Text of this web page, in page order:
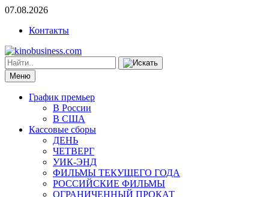
07.08.2026
Контакты
Меню
График премьер
В России
В США
Кассовые сборы
ДЕНЬ
ЧЕТВЕРГ
УИК-ЭНД
ФИЛЬМЫ ТЕКУЩЕГО ГОДА
РОССИЙСКИЕ ФИЛЬМЫ
ОГРАНИЧЕННЫЙ ПРОКАТ